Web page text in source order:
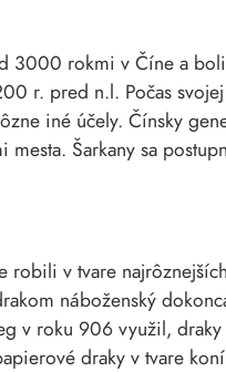
3000 rokmi v Číne a
r. pred n.l. Počas
iné účely. Čínsky
Šarkany sa
robili v tvare
náboženský
v roku 906 využil,
draky v tvare